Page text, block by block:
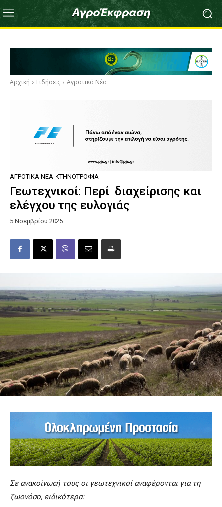
Αρχική Ειδήσεις Αγροτικά Νέα
ΑΓΡΟΤΙΚΆ ΝΈΑ ΚΤΗΝΟΤΡΟΦΊΑ
Γεωτεχνικοί: Περί διαχείρισης και
ελέγχου της ευλογιάς
5 Νοεμβρίου 2025
Σε ανακοίνωσή τους οι γεωτεχνικοί αναφέρονται για τη
ζωονόσο, ειδικότερα: